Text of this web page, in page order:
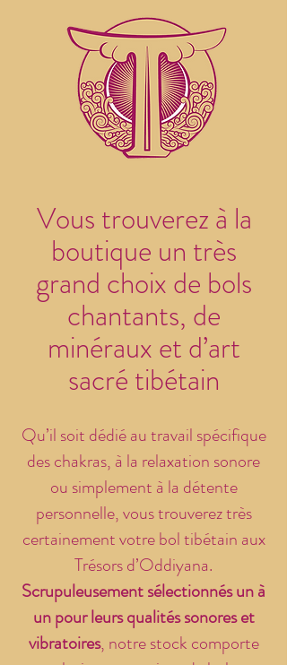
Vous trouverez à la
boutique un très
grand choix de bols
chantants, de
minéraux et d’art
sacré tibétain
Qu’il soit dédié au travail spécifique
des chakras, à la relaxation sonore
ou simplement à la détente
personnelle, vous trouverez très
certainement votre bol tibétain aux
Trésors d’Oddiyana.
Scrupuleusement sélectionnés un à
un pour leurs qualités sonores et
vibratoires, notre stock comporte